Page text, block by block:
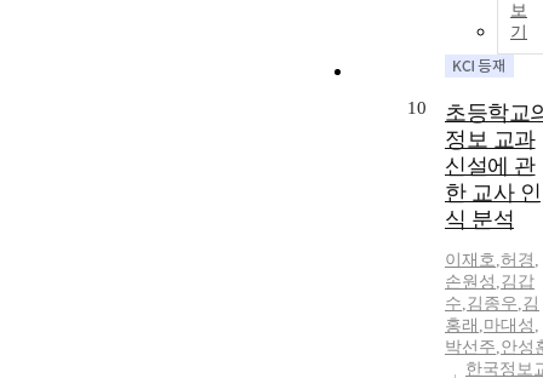
보
기
10
초등학교
정보 교과
신설에 관
한 교사 인
식 분석
이재호,허경 ,
손원성 ,김갑
수,김종우,김
홍래 ,마대성 ,
박선주,안성
한국정보